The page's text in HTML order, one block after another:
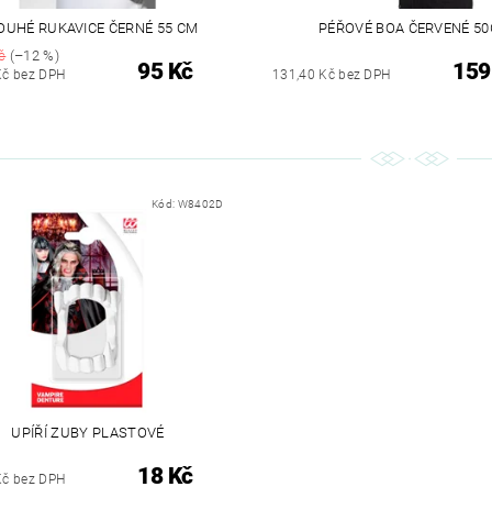
RUKAVICE ČERNÉ 55 CM
(–12 %)
bez DPH 95 Kč
PÉŘOVÉ BOA ČERVENÉ
131,40 Kč bez DPH
Kód: W8402D
UPÍŘÍ ZUBY PLASTOVÉ
bez DPH 18 Kč